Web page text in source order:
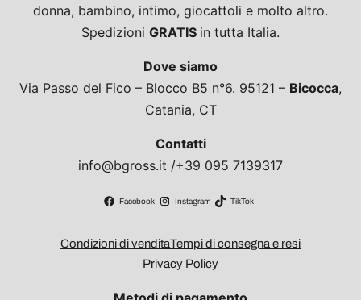
donna, bambino, intimo, giocattoli e molto altro.
Spedizioni GRATIS in tutta Italia.
Dove siamo
Via Passo del Fico – Blocco B5 n°6. 95121 – Bicocca,
Catania, CT
Contatti
info@bgross.it /+39 095 7139317
Facebook Instagram TikTok
Condizioni di venditaTempi di consegna e resi
Privacy Policy